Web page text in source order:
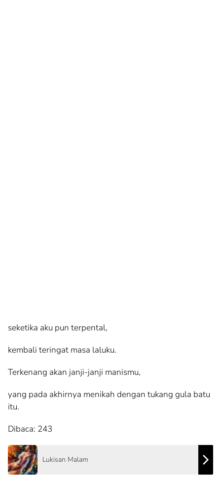
seketika aku pun terpental,
kembali teringat masa laluku.
Terkenang akan janji-janji manismu,
yang pada akhirnya menikah dengan tukang gula batu
itu.
Dibaca: 243
Lukisan Malam